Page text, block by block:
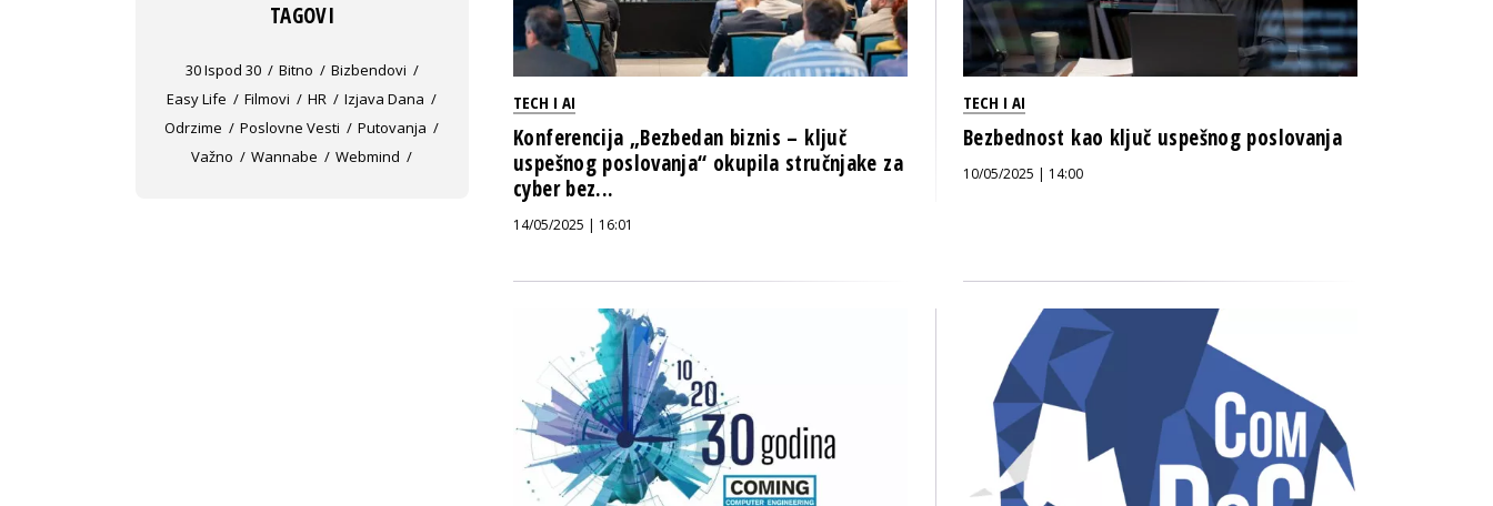
TECH I AI
Konferencija „Bezbedan biznis – ključ
uspešnog poslovanja“ okupila stručnjake za
cyber bez...
14/05/2025 | 16:01
TECH I AI
Bezbednost kao ključ uspešnog poslovanja
10/05/2025 | 14:00
TAGOVI
30 Ispod 30 Bitno
Bizbendovi
Easy Life
Filmovi HR
Izjava Dana
Odrzime
Poslovne Vesti
Putovanja
Važno
Wannabe Webmind